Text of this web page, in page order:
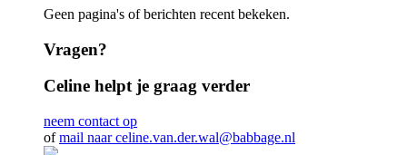
Geen pagina's of berichten recent bekeken.
Vragen?
Celine helpt je graag verder
neem contact op
of mail naar celine.van.der.wal@babbage.nl